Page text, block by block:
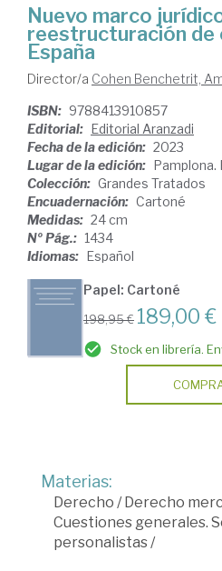
Nuevo marco
reestructuración de
España
Director/a Cohen Benchetrit,
ISBN: 9788413910857
Editorial: Editorial Aranzadi
Fecha de la edición: 2023
Lugar de la edición: Pamplona.
Colección: Grandes Tratados
Encuadernación: Cartoné
Medidas: 24 cm
Nº Pág.: 1434
Idiomas: Español
Papel: Cartoné
198,95 € 189,00 €
Stock en librería.
Materias:
Derecho /Derecho
Cuestiones generales.
personalistas /